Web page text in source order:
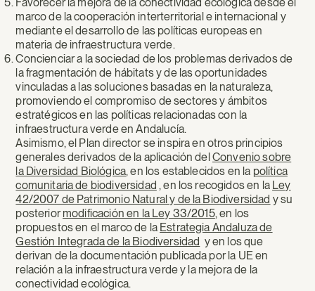
marco de la cooperación interterritorial e internacional y
mediante el desarrollo de las políticas europeas en
materia de infraestructura verde.
Concienciar a la sociedad de los problemas derivados de
la fragmentación de hábitats y de las oportunidades
vinculadas a las soluciones basadas en la naturaleza,
promoviendo el compromiso de sectores y ámbitos
estratégicos en las políticas relacionadas con la
infraestructura verde en Andalucía.
Asimismo, el Plan director se inspira en otros principios
generales derivados de la aplicación delConvenio sobre
la Diversidad Biológica, en los establecidos en la política
comunitaria de biodiversidad , en los recogidos en la Ley
42/2007 de Patrimonio Natural y de la Biodiversidad y su
posteriormodificación en la Ley 33/2015, en los
propuestos en el marco de la Estrategia Andaluza de
Gestión Integrada de la Biodiversidad y en los que
derivan de la documentación publicada por la UE en
relación a la infraestructura verde y la mejora de la
conectividad ecológica.